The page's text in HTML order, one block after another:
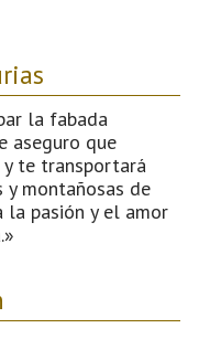
la fabada
aseguro que
te transportará
montañosas de
la pasión y el amor